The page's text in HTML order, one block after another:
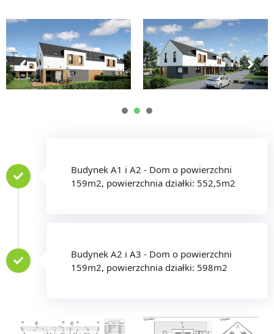
Budynek A1 i A2 - Dom o powierzchni
159m2, powierzchnia działki: 552,5m2
Budynek A2 i A3 - Dom o powierzchni
159m2, powierzchnia działki: 598m2